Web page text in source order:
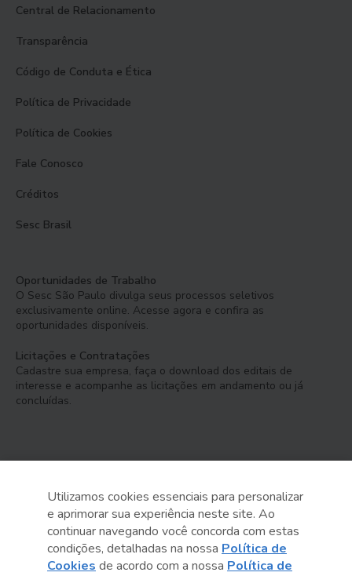
Central de Relacionamento
Transparência
Código de Conduta e Ética
Política de Privacidade
Política de Cookies
Fale Conosco
Créditos
Sesc Brasil
Oportunidades de Trabalho
O Sesc São Paulo divulga seus processos seletivos
exclusivamente online. Acesse agora e confira as
oportunidades disponíveis.
Licitações e Contratações
Cadastre sua empresa, faça o download dos editais de
interesse e acompanhe as licitações em andamento ou já
concluídas.
Serviço Social do Comércio
Administração Regional no Estado de São Paulo
Utilizamos cookies essenciais para personalizar
e aprimorar sua experiência neste site. Ao
continuar navegando você concorda com estas
condições, detalhadas na nossa Política de
Cookies de acordo com a nossa Política de